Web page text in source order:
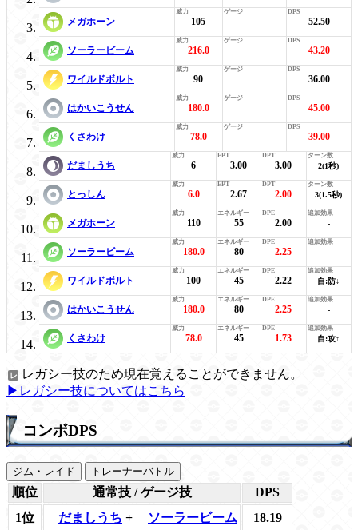
メガホーン 105 52.50
ソーラービーム 216.0 43.20
ワイルドボルト 90 36.00
はかいこうせん 180.0 45.00
くさわけ 78.0 39.00
だましうち 6 3.00 3.00 2(1秒)
とっしん 6.0 2.67 2.00 3(1.5秒)
メガホーン 110 55 2.00 -
ソーラービーム 180.0 80 2.25 -
ワイルドボルト 100 45 2.22 自:防↓
はかいこうせん 180.0 80 2.25 -
くさわけ 78.0 45 1.73 自:攻↑
レガシー技のため現在覚えることができません。
▶レガシー技についてはこちら
コンボDPS
ジム・レイド トレーナーバトル
順位 通常技 / ゲージ技
DPS
1位
だましうち + ソーラービーム 18.19